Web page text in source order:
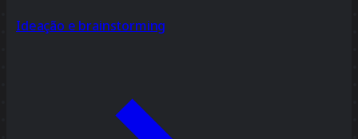
Ideação e brainstorming